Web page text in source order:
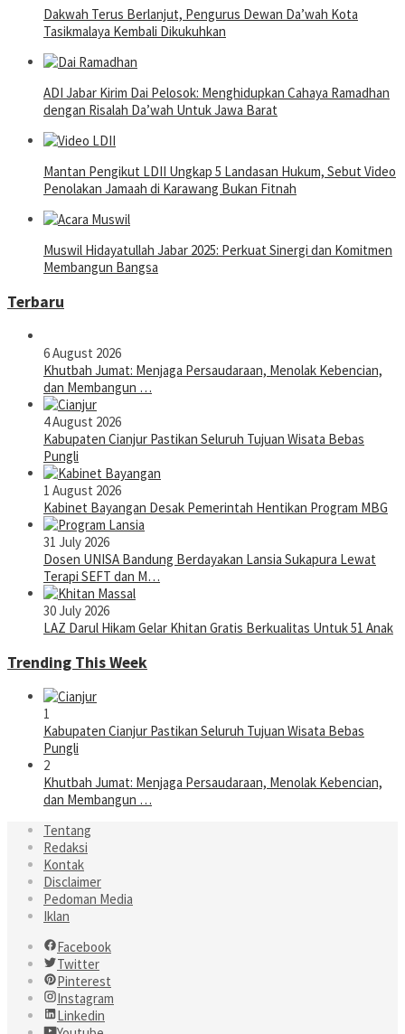
Dakwah Terus Berlanjut, Pengurus Dewan Da’wah Kota
Tasikmalaya Kembali Dikukuhkan
ADI Jabar Kirim Dai Pelosok: Menghidupkan Cahaya Ramadhan
dengan Risalah Da’wah Untuk Jawa Barat
Mantan Pengikut LDII Ungkap 5 Landasan Hukum, Sebut Video
Penolakan Jamaah di Karawang Bukan Fitnah
Muswil Hidayatullah Jabar 2025: Perkuat Sinergi dan Komitmen
Membangun Bangsa
Terbaru
6 August 2026
Khutbah Jumat: Menjaga Persaudaraan, Menolak Kebencian,
dan Membangun …
4 August 2026
Kabupaten Cianjur Pastikan Seluruh Tujuan Wisata Bebas
Pungli
1 August 2026
Kabinet Bayangan Desak Pemerintah Hentikan Program MBG
31 July 2026
Dosen UNISA Bandung Berdayakan Lansia Sukapura Lewat
Terapi SEFT dan M…
30 July 2026
LAZ Darul Hikam Gelar Khitan Gratis Berkualitas Untuk 51 Anak
Trending This Week
1
Kabupaten Cianjur Pastikan Seluruh Tujuan Wisata Bebas
Pungli
2
Khutbah Jumat: Menjaga Persaudaraan, Menolak Kebencian,
dan Membangun …
Tentang
Redaksi
Kontak
Disclaimer
Pedoman Media
Iklan
Facebook
Twitter
Pinterest
Instagram
Linkedin